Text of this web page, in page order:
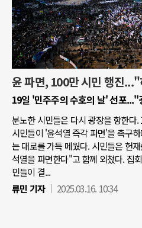
윤 파면, 100만 시민 행진
19일 '민주주의 수호의 날' 선포
분노한 시민들은 다시 광장을 향한다
시민들이 '윤석열 즉각 파면'을 촉구
는 대로를 가득 메웠다. 시민들은 헌
석열을 파면한다"고 함께 외쳤다. 집
민들이 결...
류민 기자
2025.03.16. 10:34